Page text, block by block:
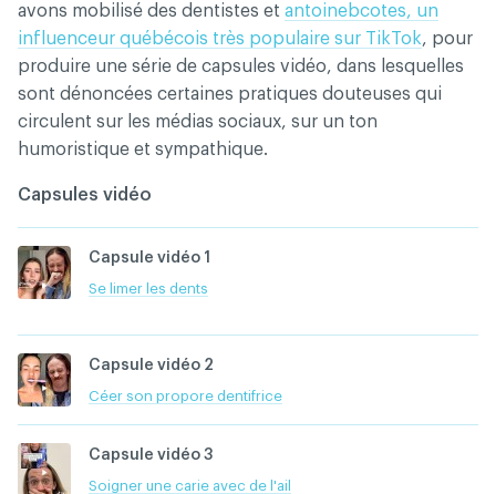
avons mobilisé des dentistes et antoinebcotes, un
influenceur québécois très populaire sur TikTok, pour
produire une série de capsules vidéo, dans lesquelles
sont dénoncées certaines pratiques douteuses qui
circulent sur les médias sociaux, sur un ton
humoristique et sympathique.
Capsules vidéo
Capsule vidéo 1
Se limer les dents
Capsule vidéo 2
Céer son propore dentifrice
Capsule vidéo 3
Soigner une carie avec de l'ail